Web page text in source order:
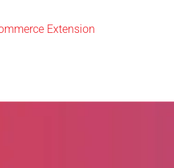
Extension